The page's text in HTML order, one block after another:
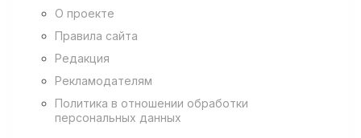
О проекте
Правила сайта
Редакция
Рекламодателям
Политика в отношении обработки
персональных данных